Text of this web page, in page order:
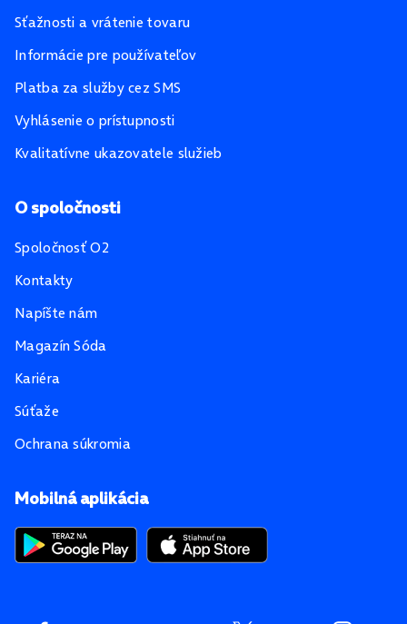
Mobilná aplikácia
Sťažnosti a vrátenie tovaru
Informácie pre používateľov
Platba za služby cez SMS
Vyhlásenie o prístupnosti
Kvalitatívne ukazovatele služieb
O spoločnosti
Spoločnosť O2
Kontakty
Napíšte nám
Magazín Sóda
Kariéra
Súťaže
Ochrana súkromia